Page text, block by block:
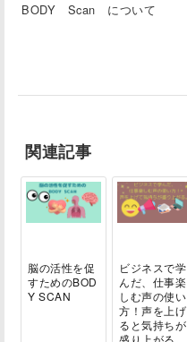
BODY Scan について
関連記事
脳の活性を促
すためのBOD
Y SCAN
ビジネスで学
んだ、仕事楽
しむ声の使い
方！声を上げ
ると気持ちが
盛り上がる。